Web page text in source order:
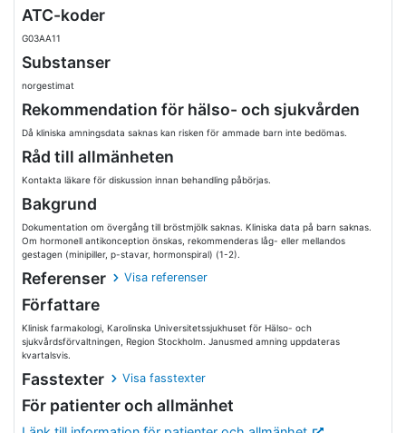
ATC-koder
G03AA11
Substanser
norgestimat
Rekommendation för hälso- och sjukvården
Då kliniska amningsdata saknas kan risken för ammade barn inte bedömas.
Råd till allmänheten
Kontakta läkare för diskussion innan behandling påbörjas.
Bakgrund
Dokumentation om övergång till bröstmjölk saknas. Kliniska data på barn saknas.
Om hormonell antikonception önskas, rekommenderas låg- eller mellandos
gestagen (minipiller, p-stavar, hormonspiral) (1-2).
Referenser Visa referenser
Författare
Klinisk farmakologi, Karolinska Universitetssjukhuset för Hälso- och
sjukvårdsförvaltningen, Region Stockholm. Janusmed amning uppdateras
kvartalsvis.
Fasstexter Visa fasstexter
För patienter och allmänhet